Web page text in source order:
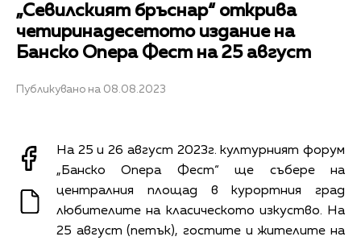
„Сeвилският бръснар“ открива
четиринадесетото издание на
Банско Опера Фест на 25 август
Публикувано на 08.08.2023
На 25 и 26 август 2023г. културният форум
„Банско Опера Фест“ ще събере на
централния площад в курортния град
любителите на класическото изкуство. На
25 август (петък), гостите и жителите на